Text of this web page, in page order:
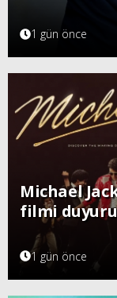
1 gün önce
Michael
filmi
1 gün önce